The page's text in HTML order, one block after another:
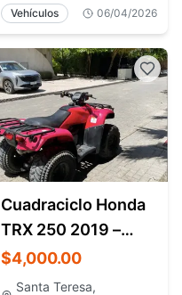
Vehículos 06/04/2026
Cuadraciclo Honda
TRX 250 2019 –
Santa Teresa Costa
Rica
$4,000.00
Santa Teresa,